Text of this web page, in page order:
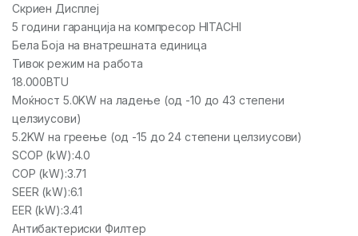
Скриен Дисплеј
5 години гаранција на компресор HITACHI
Бела Боја на внатрешната единица
Тивок режим на работа
18.000BTU
Моќност 5.0KW на ладење (од -10 до 43 степени
целзиусови)
5.2KW на греење (од -15 до 24 степени целзиусови)
SCOP (kW):4.0
COP (kW):3.71
SEER (kW):6.1
EER (kW):3.41
Антибактериски Филтер